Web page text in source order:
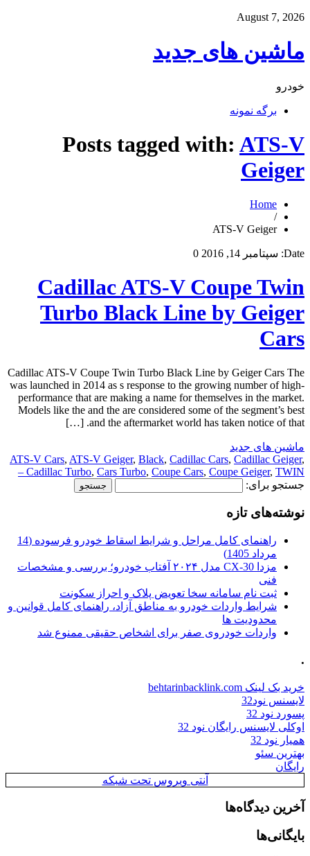
August 7, 2026
ماشین های جدید
خودرو
برگه نمونه
Posts tagged with: ATS-V
Geiger
Home
/
ATS-V Geiger
Date: سپتامبر 14, 2016 0
Cadillac ATS-V Coupe Twin
Turbo Black Line by Geiger
Cars
Cadillac ATS-V Coupe Twin Turbo Black Line by Geiger Cars The
was launched in 2014 as s response to the growing number of high-
performance that are making a name for themselves in the market.
Models like the and the are considered some of the segment’s best
and the aftermarket world has taken notice of that. […]
ماشین های جدید
ATS-V Cars, ATS-V Geiger, Black, Cadillac Cars, Cadillac Geiger,
Cadillac Turbo, Cars Turbo, Coupe Cars, Coupe Geiger, TWIN –
جستجو برای:
نوشته‌های تازه
راهنمای کامل مراحل و شرایط اسقاط خودرو فرسوده (14
مرداد 1405)
مزدا CX-30 مدل ۲۰۲۴ آفتاب خودرو؛ بررسی و مشخصات
فنی
ثبت نام سامانه سخا تعویض پلاک و احراز سکونت
شرایط واردات خودرو به مناطق آزاد، راهنمای کامل قوانین و
محدودیت ها
واردات خودروی صفر برای اشخاص حقیقی ممنوع شد
.
خرید بک لینک behtarinbacklink.com
لایسنس نود32
پسورد نود 32
اوکلی لایسنس رایگان نود 32
همیار نود 32
بهترین سئو
رایگان
آنتی ویروس تحت شبکه
آخرین دیدگاه‌ها
بایگانی‌ها